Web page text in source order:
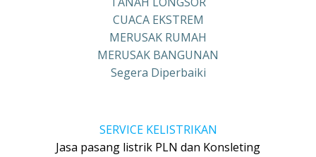
CUACA EKSTREM
MERUSAK RUMAH
MERUSAK BANGUNAN
Segera Diperbaiki
SERVICE KELISTRIKAN
Jasa pasang listrik PLN dan Konsleting